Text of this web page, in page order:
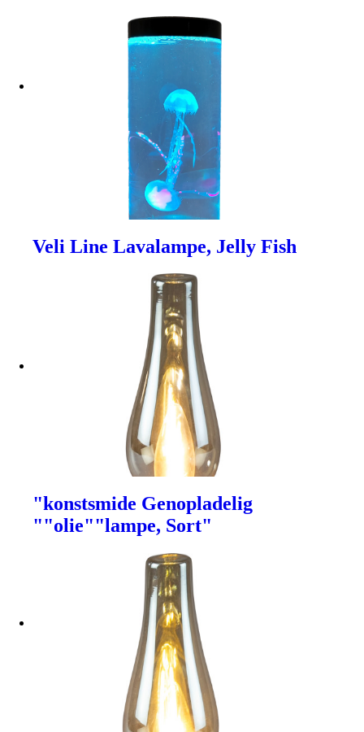
Veli Line Lavalampe, Jelly Fish
"konstsmide Genopladelig
""olie""lampe, Sort"